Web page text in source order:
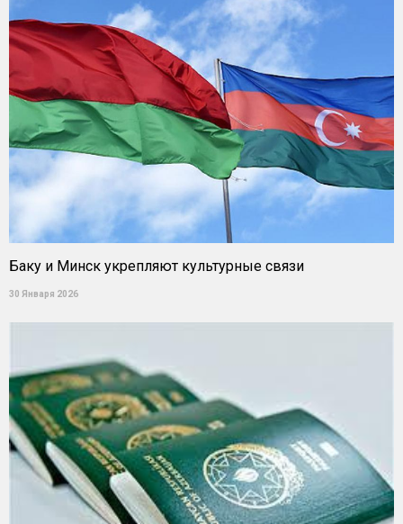
Баку и Минск укрепляют культурные связи
30 Января 2026